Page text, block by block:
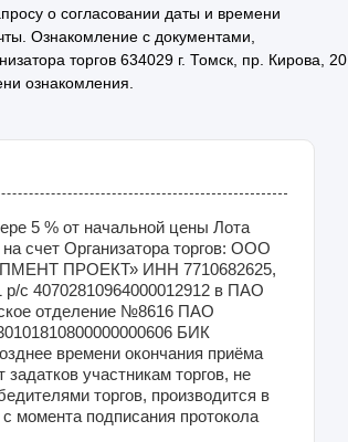
о согласовании даты и времени
Ознакомление с документами,
торгов 634029 г. Томск, пр. Кирова, 20
ознакомления.
5 % от начальной цены Лота
на счет Организатора торгов: ООО
ПРОЕКТ» ИНН 7710682625,
с 40702810964000012912 в ПАО
отделение №8616 ПАО
БИК
времени окончания приёма
задатков участникам торгов, не
торгов, производится в
момента подписания протокола